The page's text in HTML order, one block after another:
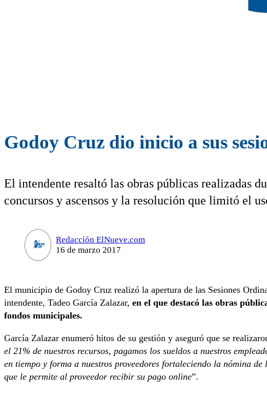
Godoy Cruz dio inicio a sus
El intendente resaltó las obras públicas realizadas
concursos y ascensos y la resolución que limitó el
Redacción ElNueve.com
16 de marzo 2017
El municipio de Godoy Cruz realizó la apertura de las Sesiones
intendente, Tadeo García Zalazar, en el que destacó las obras
fondos municipales.
García Zalazar enumeró hitos de su gestión y aseguró que se
el 21% de nuestros recursos, pagamos los sueldos a nuestros
en tiempo y forma a nuestros proveedores fortaleciendo la nómina
que le permite al proveedor recibir su pago online”.